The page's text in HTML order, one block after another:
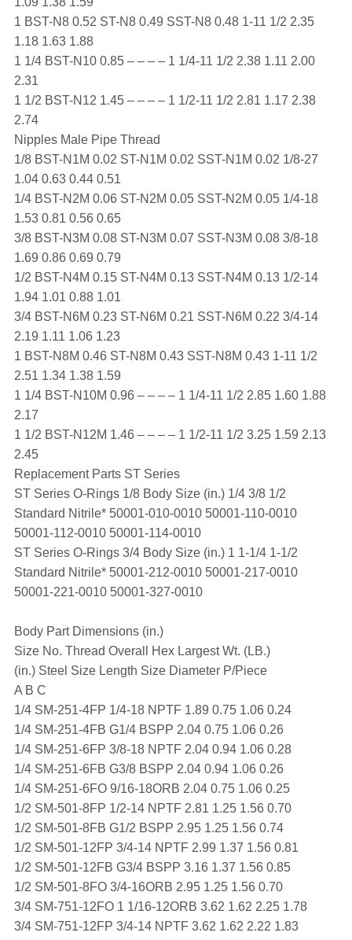
1 BST-N8 0.52 ST-N8 0.49 SST-N8 0.48 1-11 1/2 2.35
1.18 1.63 1.88
1 1/4 BST-N10 0.85 – – – – 1 1/4-11 1/2 2.38 1.11 2.00
2.31
1 1/2 BST-N12 1.45 – – – – 1 1/2-11 1/2 2.81 1.17 2.38
2.74
Nipples Male Pipe Thread
1/8 BST-N1M 0.02 ST-N1M 0.02 SST-N1M 0.02 1/8-27
1.04 0.63 0.44 0.51
1/4 BST-N2M 0.06 ST-N2M 0.05 SST-N2M 0.05 1/4-18
1.53 0.81 0.56 0.65
3/8 BST-N3M 0.08 ST-N3M 0.07 SST-N3M 0.08 3/8-18
1.69 0.86 0.69 0.79
1/2 BST-N4M 0.15 ST-N4M 0.13 SST-N4M 0.13 1/2-14
1.94 1.01 0.88 1.01
3/4 BST-N6M 0.23 ST-N6M 0.21 SST-N6M 0.22 3/4-14
2.19 1.11 1.06 1.23
1 BST-N8M 0.46 ST-N8M 0.43 SST-N8M 0.43 1-11 1/2
2.51 1.34 1.38 1.59
1 1/4 BST-N10M 0.96 – – – – 1 1/4-11 1/2 2.85 1.60 1.88
2.17
1 1/2 BST-N12M 1.46 – – – – 1 1/2-11 1/2 3.25 1.59 2.13
2.45
Replacement Parts ST Series
ST Series O-Rings 1/8 Body Size (in.) 1/4 3/8 1/2
Standard Nitrile* 50001-010-0010 50001-110-0010
50001-112-0010 50001-114-0010
ST Series O-Rings 3/4 Body Size (in.) 1 1-1/4 1-1/2
Standard Nitrile* 50001-212-0010 50001-217-0010
50001-221-0010 50001-327-0010
Body Part Dimensions (in.)
Size No. Thread Overall Hex Largest Wt. (LB.)
(in.) Steel Size Length Size Diameter P/Piece
A B C
1/4 SM-251-4FP 1/4-18 NPTF 1.89 0.75 1.06 0.24
1/4 SM-251-4FB G1/4 BSPP 2.04 0.75 1.06 0.26
1/4 SM-251-6FP 3/8-18 NPTF 2.04 0.94 1.06 0.28
1/4 SM-251-6FB G3/8 BSPP 2.04 0.94 1.06 0.26
1/4 SM-251-6FO 9/16-18ORB 2.04 0.75 1.06 0.25
1/2 SM-501-8FP 1/2-14 NPTF 2.81 1.25 1.56 0.70
1/2 SM-501-8FB G1/2 BSPP 2.95 1.25 1.56 0.74
1/2 SM-501-12FP 3/4-14 NPTF 2.99 1.37 1.56 0.81
1/2 SM-501-12FB G3/4 BSPP 3.16 1.37 1.56 0.85
1/2 SM-501-8FO 3/4-16ORB 2.95 1.25 1.56 0.70
3/4 SM-751-12FO 1 1/16-12ORB 3.62 1.62 2.25 1.78
3/4 SM-751-12FP 3/4-14 NPTF 3.62 1.62 2.22 1.83